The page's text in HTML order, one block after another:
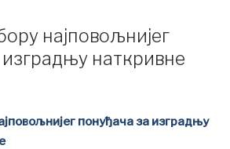
најповољнијег
наткривне
понуђача за изградњу